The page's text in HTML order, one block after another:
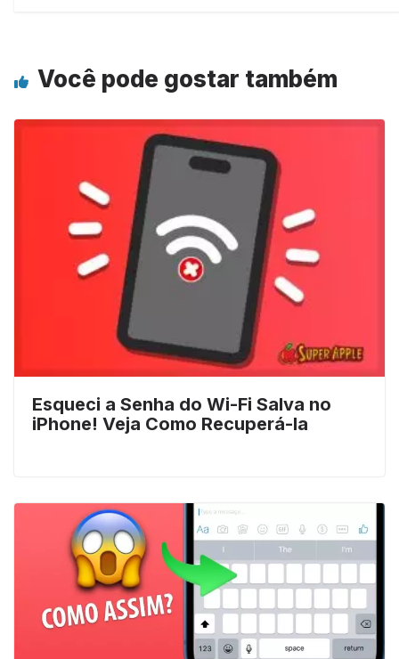
Você pode gostar também
Esqueci a Senha do Wi-Fi Salva no
iPhone! Veja Como Recuperá-la